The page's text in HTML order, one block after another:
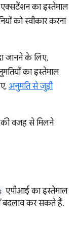
एक्सटेंशन का इस्तेमाल
को स्वीकार करना
जानने के लिए,
का इस्तेमाल
अनुमति से जुड़ी
की वजह से मिलने
एपीआई का इस्तेमाल
बदलाव कर सकते हैं.